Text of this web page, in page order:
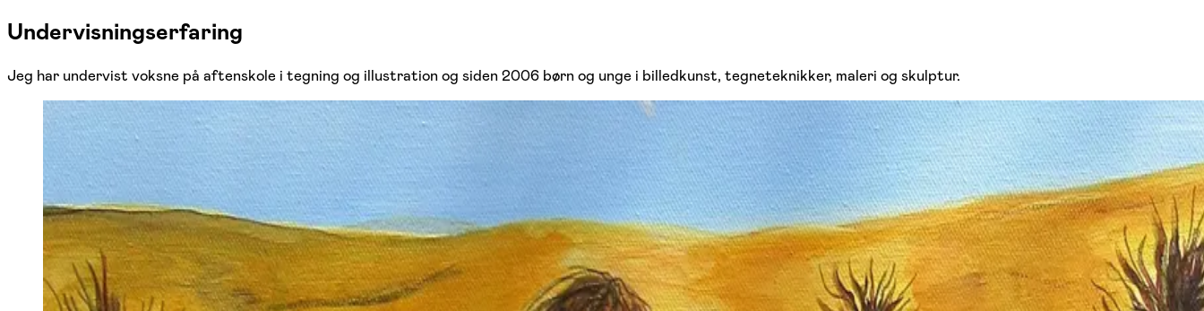
Undervisningserfaring
Jeg har undervist voksne på aftenskole i tegning og illustration og siden 2006 børn og unge i billedkunst, tegneteknikker, maleri og skulptur.